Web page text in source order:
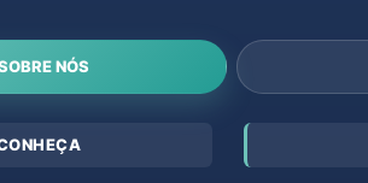
NÓS